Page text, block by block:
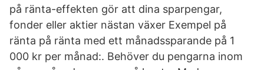
på ränta-effekten gör att dina sparpengar,
fonder eller aktier nästan växer Exempel på
ränta på ränta med ett månadssparande på 1
000 kr per månad:. Behöver du pengarna inom